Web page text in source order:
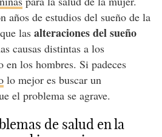
años de estudios del sueño de la
las alteraciones del sueño
causas distintas a los
en los hombres. Si padeces
lo mejor es buscar un
el problema se agrave.
de salud en la